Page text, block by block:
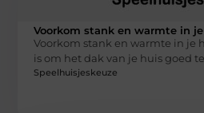
Voorkom stank en warmte in
Voorkom stank en warmte in je
is om het dak van je huis goed
Speelhuisjeskeuze